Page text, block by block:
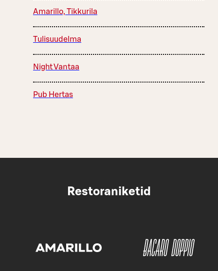
Amarillo, Tikkurila
Tulisuudelma
Night Vantaa
Pub Hertas
Restoraniketid